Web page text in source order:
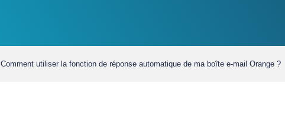
Comment utiliser la fonction de réponse automatique de ma boîte e-mail Orange ?